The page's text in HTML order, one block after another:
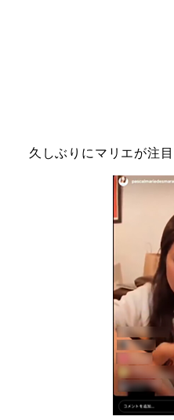
久しぶりにマリエが注目